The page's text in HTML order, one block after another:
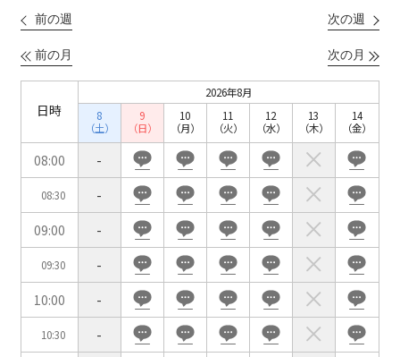
前の週 次の週
前の月 次の月
日時
2026年8月
8
（土）
9
（日）
10
（月）
11
（火）
12
（水）
13
（木）
14
（金）
08:00 -
08:30
-
09:00
-
09:30
-
10:00
-
10:30
-
お電話でのお問合せ
03-3346-1396
受付時間 9:00～18:00（土日祝日・年末年始を除く）
WEBからのお問合せ
お問合せフォーム
口の字型 T字島型
面積